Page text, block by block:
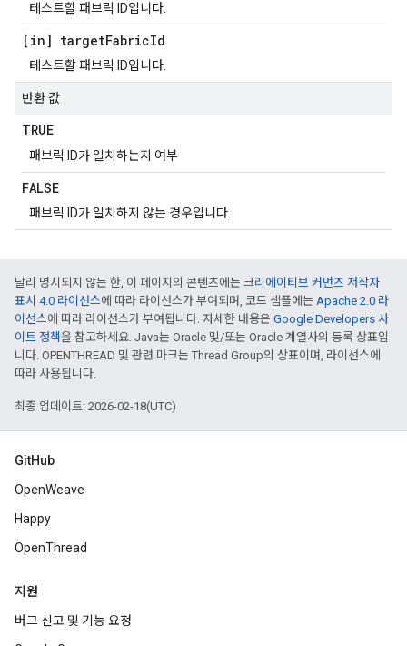
테스트할 패브릭 ID입니다.
[in] targetFabricId
테스트할 패브릭 ID입니다.
반환 값
TRUE
패브릭 ID가 일치하는지 여부
FALSE
패브릭 ID가 일치하지 않는 경우입니다.
달리 명시되지 않는 한, 이 페이지의 콘텐츠에는 크리에이티브 커먼즈 저작자
표시 4.0 라이선스에 따라 라이선스가 부여되며, 코드 샘플에는 Apache 2.0 라
이선스에 따라 라이선스가 부여됩니다. 자세한 내용은 Google Developers 사
이트 정책을 참고하세요. Java는 Oracle 및/또는 Oracle 계열사의 등록 상표입
니다. OPENTHREAD 및 관련 마크는 Thread Group의 상표이며, 라이선스에
따라 사용됩니다.
최종 업데이트: 2026-02-18(UTC)
GitHub
OpenWeave
Happy
OpenThread
지원
버그 신고 및 기능 요청